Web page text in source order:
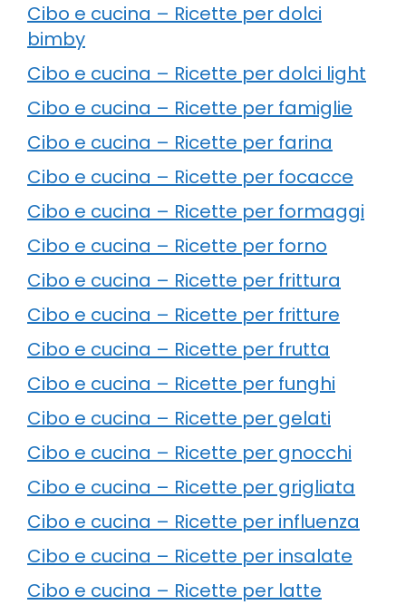
Cibo e cucina – Ricette per dolci
bimby
Cibo e cucina – Ricette per dolci light
Cibo e cucina – Ricette per famiglie
Cibo e cucina – Ricette per farina
Cibo e cucina – Ricette per focacce
Cibo e cucina – Ricette per formaggi
Cibo e cucina – Ricette per forno
Cibo e cucina – Ricette per frittura
Cibo e cucina – Ricette per fritture
Cibo e cucina – Ricette per frutta
Cibo e cucina – Ricette per funghi
Cibo e cucina – Ricette per gelati
Cibo e cucina – Ricette per gnocchi
Cibo e cucina – Ricette per grigliata
Cibo e cucina – Ricette per influenza
Cibo e cucina – Ricette per insalate
Cibo e cucina – Ricette per latte